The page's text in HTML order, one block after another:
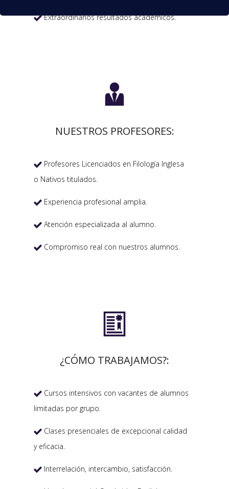
Extraordinarios resultados académicos.

NUESTROS PROFESORES:
 Profesores Licenciados en Filología Inglesa
o Nativos titulados.
 Experiencia profesional amplia.
 Atención especializada al alumno.
 Compromiso real con nuestros alumnos.

¿CÓMO TRABAJAMOS?:
 Cursos intensivos con vacantes de alumnos
limitadas por grupo.
 Clases presenciales de excepcional calidad
y eficacia.
 Interrelación, intercambio, satisfacción.